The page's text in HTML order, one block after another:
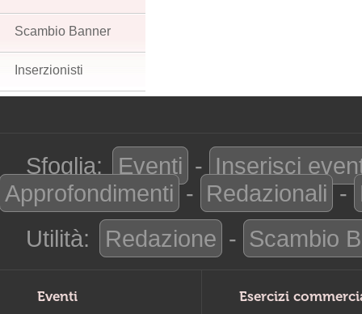
Scambio Banner
Inserzionisti
Sfoglia: Eventi - Inserisci
Approfondimenti - Redazionali -
Utilità:
Redazione - Scambio
Eventi Esercizi